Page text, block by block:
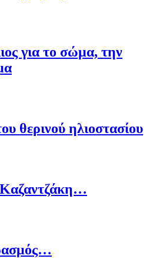
για το σώμα, την
θερινού ηλιοστασίου